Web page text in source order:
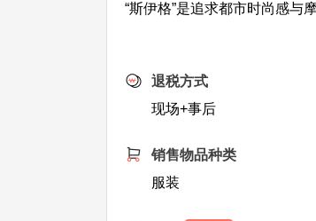
“斯伊格”是追求都市时尚感与
退税方式
现场+事后
销售物品种类
服装